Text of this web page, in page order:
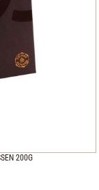
200G